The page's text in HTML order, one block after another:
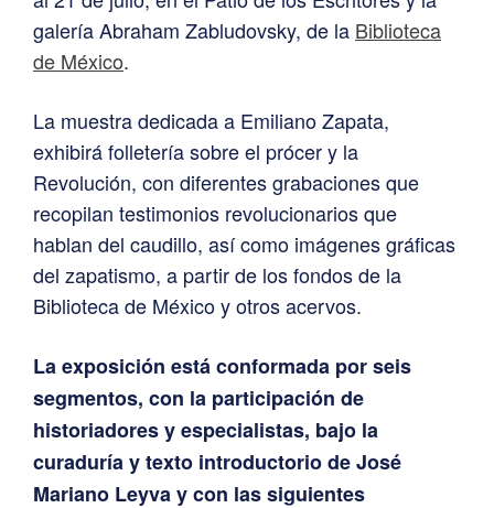
galería Abraham Zabludovsky, de la Biblioteca
de México.
La muestra dedicada a Emiliano Zapata,
exhibirá folletería sobre el prócer y la
Revolución, con diferentes grabaciones que
recopilan testimonios revolucionarios que
hablan del caudillo, así como imágenes gráficas
del zapatismo, a partir de los fondos de la
Biblioteca de México y otros acervos.
La exposición está conformada por seis
segmentos, con la participación de
historiadores y especialistas, bajo la
curaduría y texto introductorio de José
Mariano Leyva y con las siguientes